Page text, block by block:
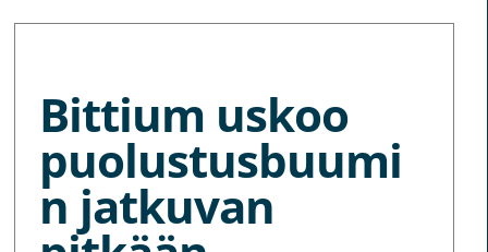
Bittium uskoo
puolustusbuumi
n jatkuvan